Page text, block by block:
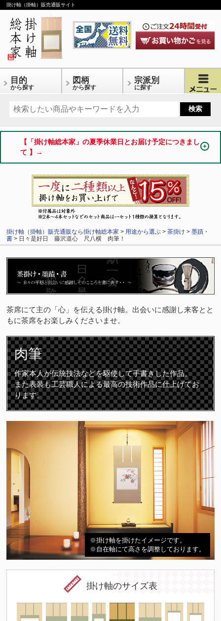
掛け軸（掛軸）販売通販サイト
目的
から探す
図柄
から探す
宗派別
に探す
【「掛け軸総本家」の夏季休業日とお届け予定につきまし
て 】→
掛け軸（掛軸）販売通販なら掛け軸総本家 > 用途から選ぶ >茶掛け >墨蹟・
書 > 日々是好日 藤沢道心 尺八横 肉筆！
茶席にて主の「心」を伝える掛け軸。出会いに感謝し来客とと
もに茶席をお楽しみくださいませ。
肉筆
作家本人が伝統技法などを駆使して手書きした作品。
また表装も工芸職人による最高の技術作品に仕上げてお
ります。
※掛け軸を掛けたイメージです。
※自在軸にて高さを調整しております。
掛け軸のサイズ表